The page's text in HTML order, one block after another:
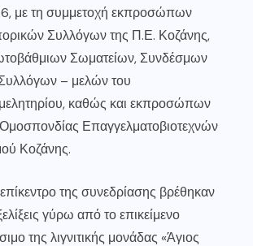
με τη συμμετοχή εκπροσώπων
Συλλόγων της Π.Ε. Κοζάνης,
Σωματείων, Συνδέσμων
– μελών του
καθώς και εκπροσώπων
Επαγγελματοβιοτεχνών
Κοζάνης.
της συνεδρίασης βρέθηκαν
γύρω από το επικείμενο
της λιγνιτικής μονάδας «Άγιος